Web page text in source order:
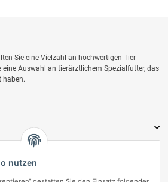
Sie eine Vielzahl an hochwertigen Tier-
Auswahl an tierärztlichem Spezialfutter, das
haben.
nutzen